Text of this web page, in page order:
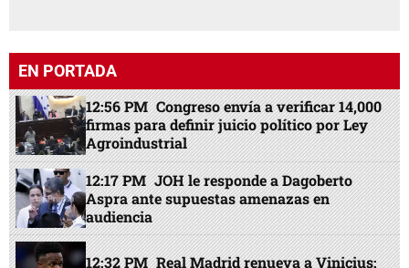
EN PORTADA
12:56 PM Congreso envía a verificar 14,000
firmas para definir juicio político por Ley
Agroindustrial
12:17 PM JOH le responde a Dagoberto
Aspra ante supuestas amenazas en
audiencia
12:32 PM Real Madrid renueva a Vinicius: